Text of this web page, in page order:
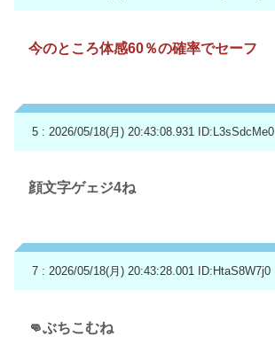
今のところ体感60％の確率でセーフ
5 : 2026/05/18(月) 20:43:08.931 ID:L3sSdcMe0
顔文字ゲェジ4ね
7 : 2026/05/18(月) 20:43:28.001 ID:HtaS8W7j0
👊ぶちこむね